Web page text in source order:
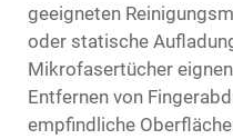
geeigneten
oder statische
Mikrofasertücher
Entfernen von
empfindliche